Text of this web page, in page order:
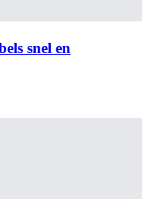
snel en